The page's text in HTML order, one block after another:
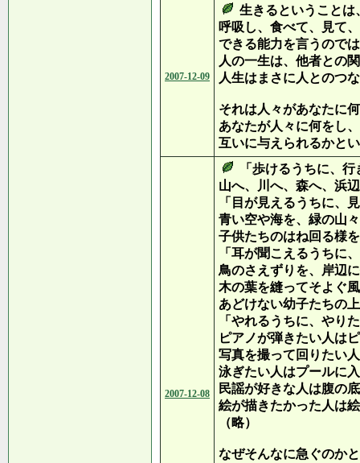
2007-12-09
生きるということは
呼吸し、食べて、見て
できる能力を言うので
人の一生は、他者との
人生はまさに人とのつ
それは人々があなたに
あなたが人々に何をし、
互いに与えられるかと
2007-12-08
「歩けるうちに、
山へ、川へ、森へ、浜
「目が見えるうちに、
青い空や海を、緑の山
子供たちのはね回る様
「耳が聞こえるうちに
鳥のさえずりを、岸辺
木の葉を縫ってそよぐ
あどけない幼子たちの
「やれるうちに、やり
ピアノが弾きたい人は
写真を撮って回りたい
泳ぎたい人はプールに
民謡が好きな人は腹の
絵が描きたかった人は
（略）
なぜそんなに急ぐのか